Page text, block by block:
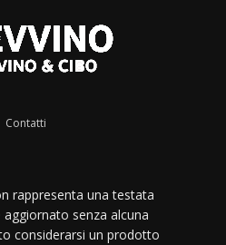
Contatti
rappresenta una testata
senza alcuna
considerarsi un prodotto